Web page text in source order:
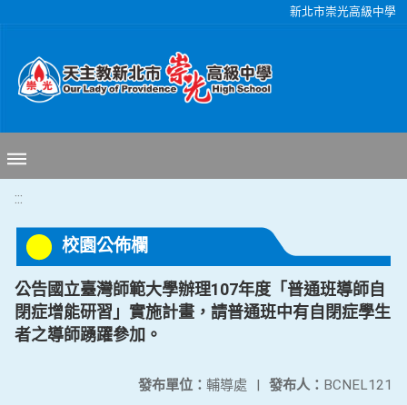
新北市崇光高級中學
:::
校園公佈欄
公告國立臺灣師範大學辦理107年度「普通班導師自
閉症增能研習」實施計畫，請普通班中有自閉症學生
者之導師踴躍參加。
發布人： BCNEL121
發布單位： 輔導處 |